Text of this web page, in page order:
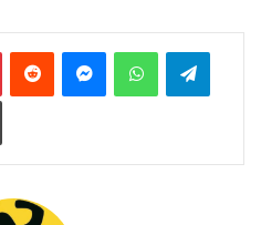
PinterestReddit MessengerWhatsAppTelegram
Imprimer